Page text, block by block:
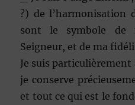
?) de l’harmonisation
sont le symbole de
Seigneur, et de ma
Je suis
je conserve
et tout ce qui est le